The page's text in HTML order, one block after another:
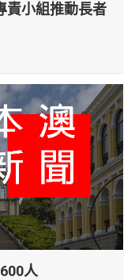
責小組推動長者
人